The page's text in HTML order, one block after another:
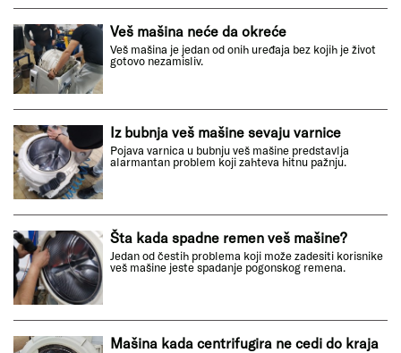
Veš mašina neće da okreće
Veš mašina je jedan od onih uređaja bez kojih je život
gotovo nezamisliv.
Iz bubnja veš mašine sevaju varnice
Pojava varnica u bubnju veš mašine predstavlja
alarmantan problem koji zahteva hitnu pažnju.
Šta kada spadne remen veš mašine?
Jedan od čestih problema koji može zadesiti korisnike
veš mašine jeste spadanje pogonskog remena.
Mašina kada centrifugira ne cedi do kraja